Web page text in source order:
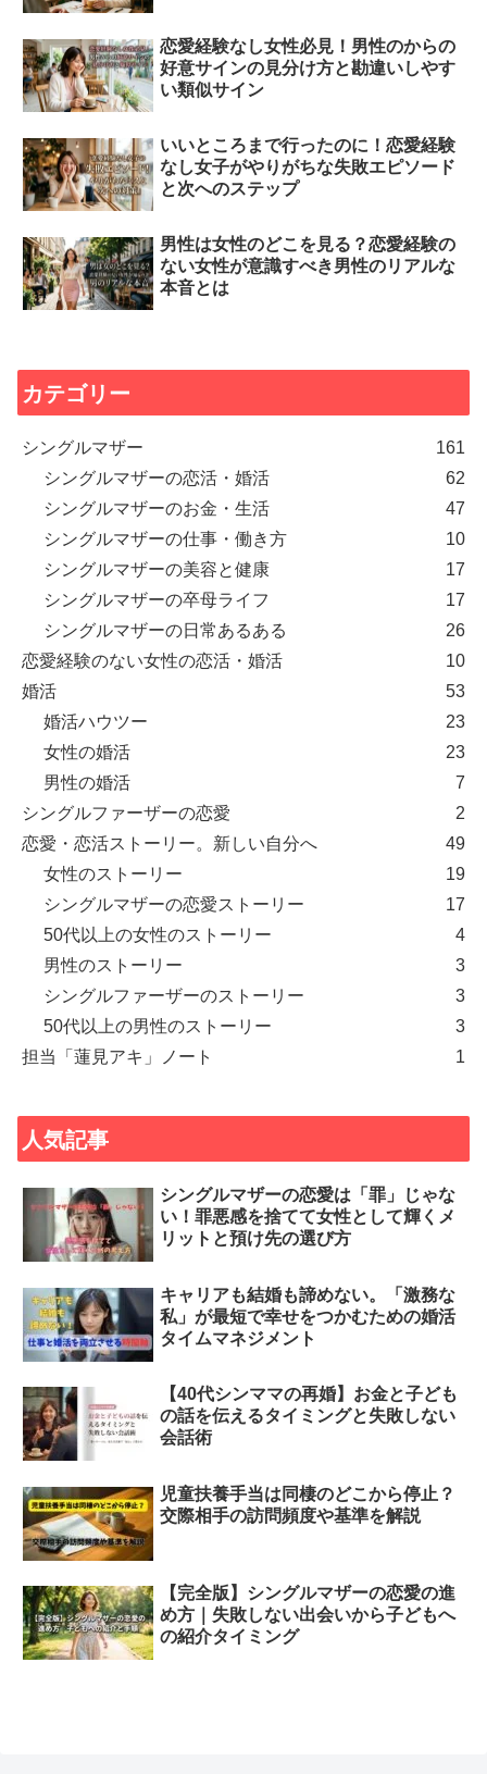
恋愛経験なし女性必見！男性のからの
好意サインの見分け方と勘違いしやす
い類似サイン
いいところまで行ったのに！恋愛経験
なし女子がやりがちな失敗エピソード
と次へのステップ
男性は女性のどこを見る？恋愛経験の
ない女性が意識すべき男性のリアルな
本音とは
カテゴリー
シングルマザー
161
シングルマザーの恋活・婚活
62
シングルマザーのお金・生活
47
シングルマザーの仕事・働き方
10
シングルマザーの美容と健康
17
シングルマザーの卒母ライフ
17
シングルマザーの日常あるある
26
恋愛経験のない女性の恋活・婚活
10
婚活
53
婚活ハウツー
23
女性の婚活
23
男性の婚活
7
シングルファーザーの恋愛
2
恋愛・恋活ストーリー。新しい自分へ
49
女性のストーリー
19
シングルマザーの恋愛ストーリー
17
50代以上の女性のストーリー
4
男性のストーリー
3
シングルファーザーのストーリー
3
50代以上の男性のストーリー
3
担当「蓮見アキ」ノート
1
人気記事
シングルマザーの恋愛は「罪」じゃな
い！罪悪感を捨てて女性として輝くメ
リットと預け先の選び方
キャリアも結婚も諦めない。「激務な
私」が最短で幸せをつかむための婚活
タイムマネジメント
【40代シンママの再婚】お金と子ども
の話を伝えるタイミングと失敗しない
会話術
児童扶養手当は同棲のどこから停止？
交際相手の訪問頻度や基準を解説
【完全版】シングルマザーの恋愛の進
め方｜失敗しない出会いから子どもへ
の紹介タイミング